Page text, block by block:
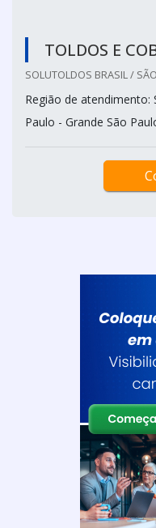
TOLDOS E
SOLUTOLDOS BRASIL /
Região de atendimento:
Paulo - Grande São